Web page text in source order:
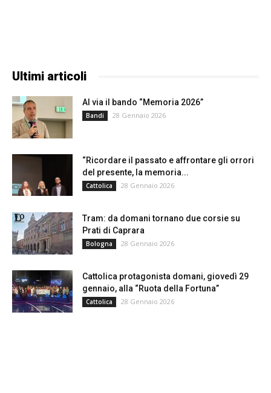
Ultimi articoli
Al via il bando “Memoria 2026”
Bandi 28 Gennaio 2026
“Ricordare il passato e affrontare gli orrori
del presente, la memoria...
Cattolica 28 Gennaio 2026
Tram: da domani tornano due corsie su
Prati di Caprara
Bologna 28 Gennaio 2026
Cattolica protagonista domani, giovedì 29
gennaio, alla “Ruota della Fortuna”
Cattolica 28 Gennaio 2026